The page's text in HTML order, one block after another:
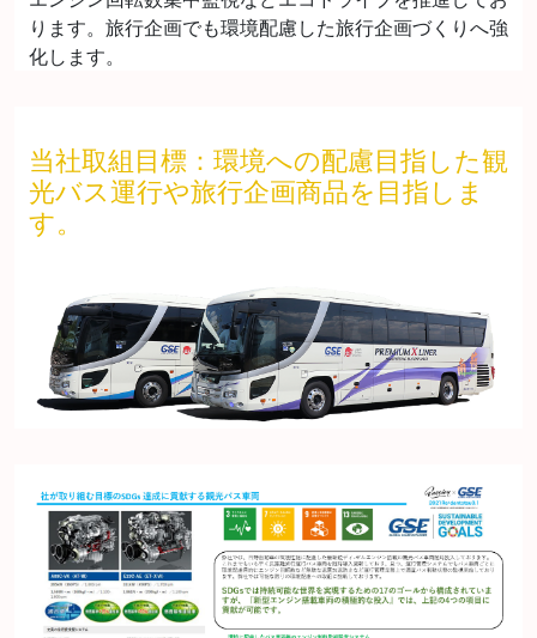
ります。旅行企画でも環境配慮した旅行企画づくりへ強
化します。
当社取組目標：環境への配慮目指した観
光バス運行や旅行企画商品を目指しま
す。